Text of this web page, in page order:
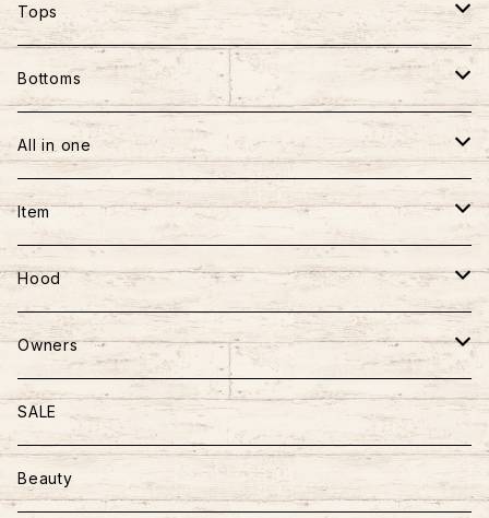
TOPS
PANTS
BAG
Tops
半袖
長袖
フーディー
アウター
ニット
Bottoms
パンツ
スカート
All in one
ワンピース
ロンパース
Item
おもちゃ
かばん
ハーネス＆リード
おさんぽアイテム
Hood
ごはん
おやつ
トッピング
Owners
マザーズバッグ
SALE
Beauty